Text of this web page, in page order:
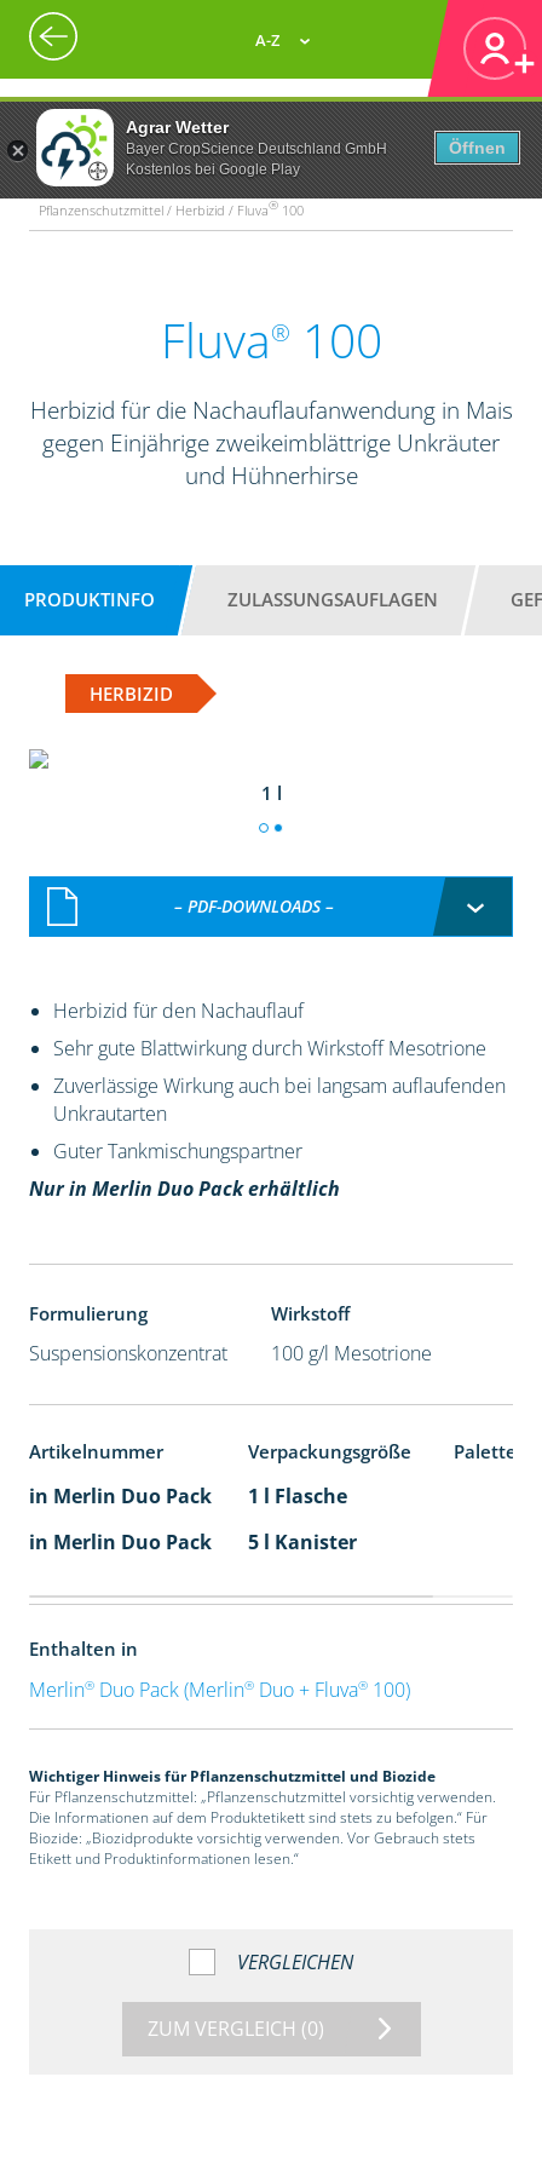
Agrar Wetter
Bayer CropScience Deutschland GmbH
Kostenlos bei Google Play
Öffnen
A-Z
Pflanzenschutzmittel / Herbizid / Fluva® 100
Fluva® 100
Herbizid für die Nachauflaufanwendung in Mais
gegen Einjährige zweikeimblättrige Unkräuter
und Hühnerhirse
PRODUKTINFO ZULASSUNGSAUFLAGEN
HERBIZID
1 l
– PDF-DOWNLOADS –
Herbizid für den Nachauflauf
Sehr gute Blattwirkung durch Wirkstoff Mesotrione
Zuverlässige Wirkung auch bei langsam auflaufenden
Unkrautarten
Guter Tankmischungspartner
Nur in Merlin Duo Pack erhältlich
Formulierung
Suspensionskonzentrat
Wirkstoff
100 g/l Mesotrione
Artikelnummer Verpackungsgröße
in Merlin Duo Pack
1 l Flasche
in Merlin Duo Pack
5 l Kanister
Enthalten in
Merlin®Duo Pack (Merlin®Duo + Fluva®100)
Wichtiger Hinweis für Pflanzenschutzmittel und Biozide
Für Pflanzenschutzmittel: „Pflanzenschutzmittel vorsichtig verwenden.
Die Informationen auf dem Produktetikett sind stets zu befolgen.“ Für
Biozide: „Biozidprodukte vorsichtig verwenden. Vor Gebrauch stets
Etikett und Produktinformationen lesen.“
VERGLEICHEN
ZUM VERGLEICH (0)